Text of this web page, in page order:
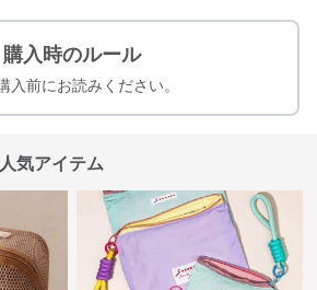
購入時のルール
入前にお読みください。
気アイテム